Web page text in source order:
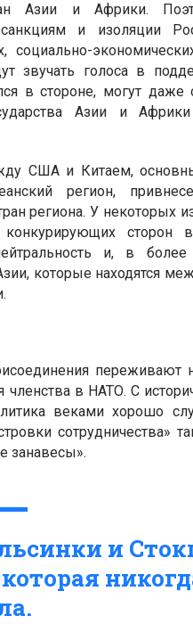
Азии и Африки.
санкциям и изоляции
звучать голоса в
в стороне, могут
Азии и
США и Китаем,
регион,
региона. У некоторых
сторон
и, в
которые находятся
в НАТО. С
веками хорошо
сотрудничества»
занавесы».
и